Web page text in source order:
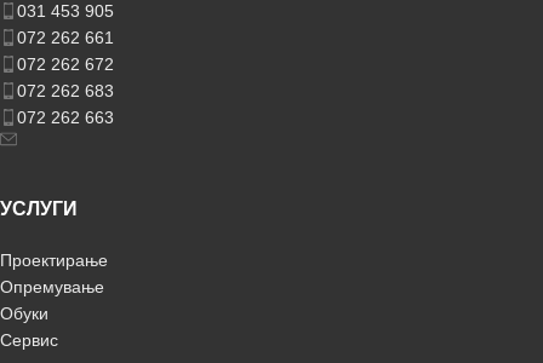
031 453 905
072 262 661
072 262 672
072 262 683
072 262 663
УСЛУГИ
Проектирање
Опремување
Обуки
Сервис